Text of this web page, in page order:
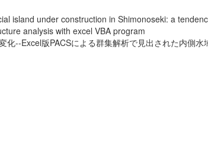
island under construction in Shimonoseki: a
analysis with excel VBA program
--Excel版PACSによる群集解析で見出された内側水